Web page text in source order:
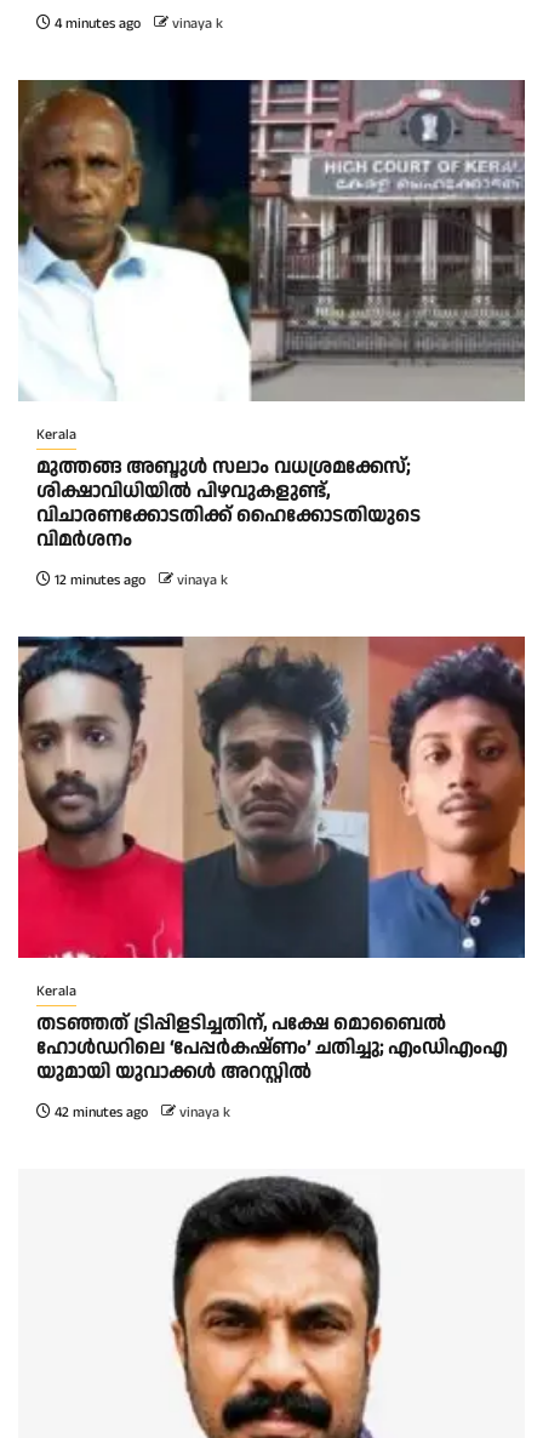
4 minutes ago vinaya k
Kerala
മുത്തങ്ങ അബ്ദുള്‍ സലാം വധശ്രമക്കേസ്;
ശിക്ഷാവിധിയില്‍ പിഴവുകളുണ്ട്,
വിചാരണക്കോടതിക്ക് ഹൈക്കോടതിയുടെ
വിമര്‍ശനം
12 minutes ago vinaya k
Kerala
തടഞ്ഞത് ട്രിപ്പിളടിച്ചതിന്, പക്ഷേ മൊബൈൽ
ഹോൾഡറിലെ ‘പേപ്പർകഷ്ണം’ ചതിച്ചു; എംഡിഎംഎ
യുമായി യുവാക്കൾ അറസ്റ്റിൽ
42 minutes ago vinaya k